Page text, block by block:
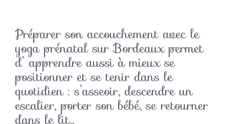
Préparer son accouchement avec le
yoga prénatal sur Bordeaux permet
d’ apprendre aussi à mieux se
positionner et se tenir dans le
quotidien : s’asseoir, descendre un
escalier, porter son bébé, se retourner
dans le lit…